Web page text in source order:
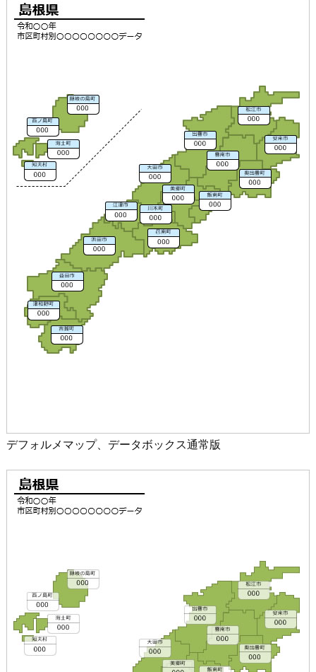
デフォルメマップ、データボックス通常版